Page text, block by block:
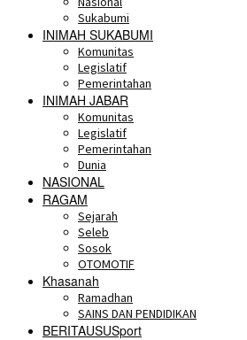
Sukabumi
INIMAH SUKABUMI
Komunitas
Legislatif
Pemerintahan
INIMAH JABAR
Komunitas
Legislatif
Pemerintahan
Dunia
NASIONAL
RAGAM
Sejarah
Seleb
Sosok
OTOMOTIF
Khasanah
Ramadhan
SAINS DAN PENDIDIKAN
BERITAUSUSport